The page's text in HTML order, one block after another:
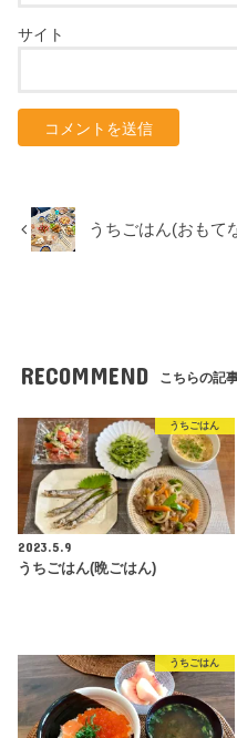
サイト
うちごはん(おもて
RECOMMEND こちらの記
うちごはん
2023.5.9
うちごはん(晩ごはん)
うちごはん